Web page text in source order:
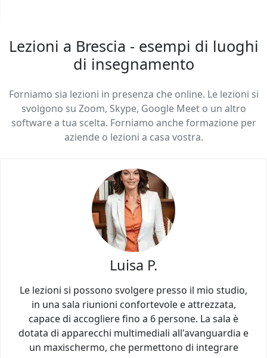
Lezioni a Brescia - esempi di luoghi
di insegnamento
Forniamo sia lezioni in presenza che online. Le lezioni si
svolgono su Zoom, Skype, Google Meet o un altro
software a tua scelta. Forniamo anche formazione per
aziende o lezioni a casa vostra.
Luisa P.
Le lezioni si possono svolgere presso il mio studio,
in una sala riunioni confortevole e attrezzata,
capace di accogliere fino a 6 persone. La sala è
dotata di apparecchi multimediali all'avanguardia e
un maxischermo, che permettono di integrare